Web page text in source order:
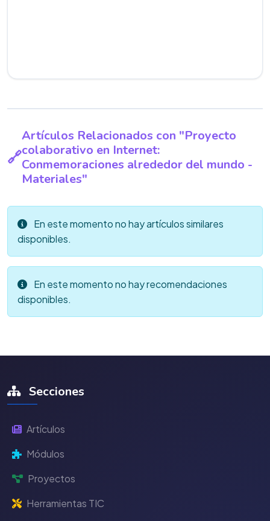
Artículos Relacionados con "Proyecto
colaborativo en Internet:
Conmemoraciones alrededor del mundo -
Materiales"
En este momento no hay artículos similares
disponibles.
En este momento no hay recomendaciones
disponibles.
Secciones
Artículos
Módulos
Proyectos
Herramientas TIC